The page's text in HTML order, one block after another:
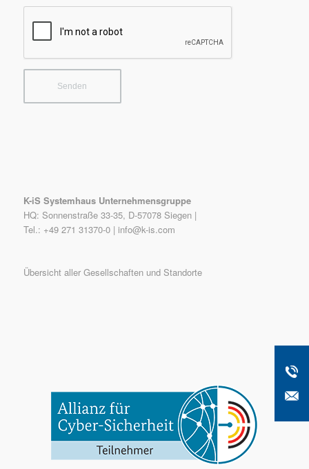
K-iS Systemhaus Unternehmensgruppe
HQ: Sonnenstraße 33-35, D-57078 Siegen |
Tel.: +49 271 31370-0 | info@k-is.com
Übersicht aller Gesellschaften und Standorte